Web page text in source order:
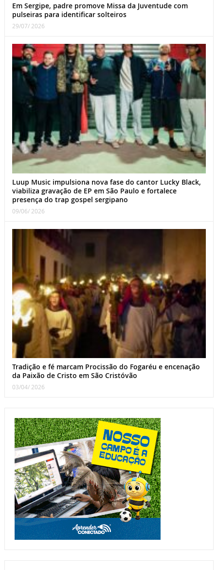
Em Sergipe, padre promove Missa da Juventude com
pulseiras para identificar solteiros
29/07/ 2026
Luup Music impulsiona nova fase do cantor Lucky Black,
viabiliza gravação de EP em São Paulo e fortalece
presença do trap gospel sergipano
09/06/ 2026
Tradição e fé marcam Procissão do Fogaréu e encenação
da Paixão de Cristo em São Cristóvão
03/04/ 2026